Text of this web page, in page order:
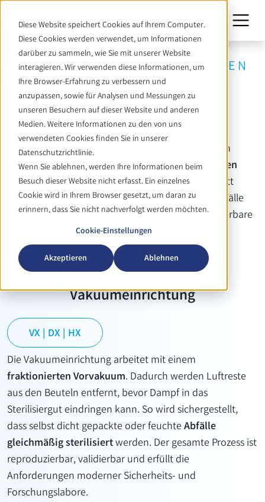
Diese Website speichert Cookies auf Ihrem Computer.
Diese Cookies werden verwendet, um Informationen
darüber zu sammeln, wie Sie mit unserer Website
interagieren. Wir verwenden diese Informationen, um
Ihre Browser-Erfahrung zu verbessern und
anzupassen, sowie für Analysen und Messungen zu
unseren Besuchern auf dieser Website und anderen
Medien. Weitere Informationen zu den von uns
verwendeten Cookies finden Sie in unserer
Datenschutzrichtlinie.
Wenn Sie ablehnen, werden Ihre Informationen beim
Besuch dieser Website nicht erfasst. Ein einzelnes
Cookie wird in Ihrem Browser gesetzt, um daran zu
erinnern, dass Sie nicht nachverfolgt werden möchten.
Cookie-Einstellungen
Akzeptieren Ablehnen
ANWENDUNGSMÖGLICHKEITEN
VON SYSTEC AUTOKLAVEN
Sterilisation von Abfällen in
Beuteln
Wie bei der Sterilisation von Festkörpern enthalten
Abfälle inVernichtungsbeutelnodergeschlossenen
Behälternhäufig Luftpolster, die den Dampfeintritt
verhindern. Daher ist es wichtig, dass die Laborabfälle
vollständig durchdrungen werden, um eine validierbare
Sterilisation zu gewährleisten.
Vakuumeinrichtung
VX | DX | HX
Die Vakuumeinrichtung arbeitet mit einem
fraktionierten Vorvakuum. Dadurch werden Luftreste
aus den Beuteln entfernt, bevor Dampf in das
Sterilisiergut eindringen kann. So wird sichergestellt,
dass selbst dicht gepackte oder feuchteAbfälle
gleichmäßig sterilisiertwerden. Der gesamte Prozess ist
reproduzierbar, validierbar und erfüllt die
Anforderungen moderner Sicherheits- und
Forschungslabore.